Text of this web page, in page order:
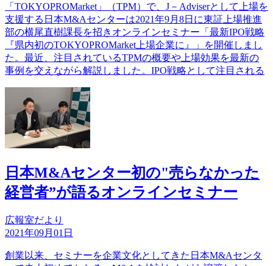
「TOKYOPROMarket」（TPM）で、J－Adviserとして上場を
支援する日本M&Aセンターは2021年9月8日に東証上場推進
部の横尾直樹課長を招きオンラインセミナー「最新IPO戦略
『県内初のTOKYOPROMarket上場企業に』」を開催しまし
た。最近、注目されているTPMの概要や上場効果を最新の
事例を交えながら解説しました。IPO戦略として注目される
日本M&Aセンター初の"売らなかった
経営者”が語るオンラインセミナー
広報室だより
2021年09月01日
創業以来、セミナーを企業文化としてきた日本М&Aセンタ